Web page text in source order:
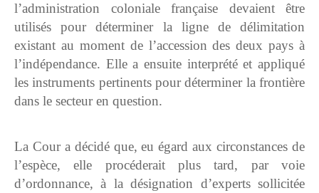
l’administration coloniale française devaient être
utilisés pour déterminer la ligne de délimitation
existant au moment de l’accession des deux pays à
l’indépendance. Elle a ensuite interprété et appliqué
les instruments pertinents pour déterminer la frontière
dans le secteur en question.
La Cour a décidé que, eu égard aux circonstances de
l’espèce, elle procéderait plus tard, par voie
d’ordonnance, à la désignation d’experts sollicitée